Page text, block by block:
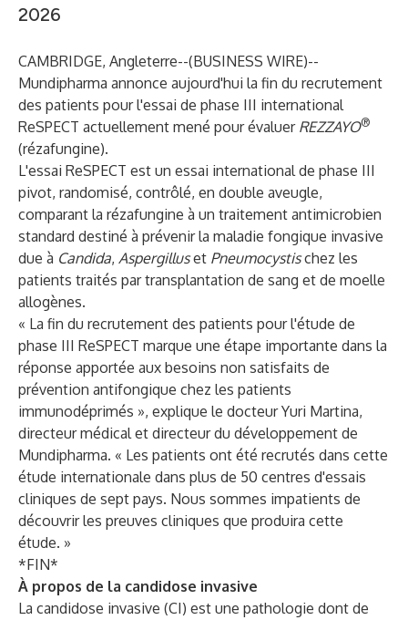
2026
CAMBRIDGE, Angleterre--(BUSINESS WIRE)--
Mundipharma annonce aujourd'hui la fin du recrutement
des patients pour l'essai de phase III international
ReSPECT actuellement mené pour évaluer REZZAYO®
(rézafungine).
L'essai ReSPECT est un essai international de phase III
pivot, randomisé, contrôlé, en double aveugle,
comparant la rézafungine à un traitement antimicrobien
standard destiné à prévenir la maladie fongique invasive
due à Candida, Aspergilluset Pneumocystischez les
patients traités par transplantation de sang et de moelle
allogènes.
« La fin du recrutement des patients pour l'étude de
phase III ReSPECT marque une étape importante dans la
réponse apportée aux besoins non satisfaits de
prévention antifongique chez les patients
immunodéprimés », explique le docteur Yuri Martina,
directeur médical et directeur du développement de
Mundipharma. « Les patients ont été recrutés dans cette
étude internationale dans plus de 50 centres d'essais
cliniques de sept pays. Nous sommes impatients de
découvrir les preuves cliniques que produira cette
étude. »
*FIN*
À propos de la candidose invasive
La candidose invasive (CI) est une pathologie dont de